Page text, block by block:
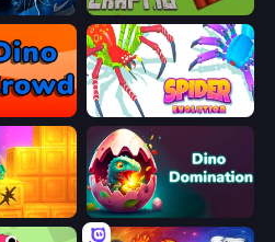
SlitherCraft.io
Spider Evolution: Runner Game
Dino Domination